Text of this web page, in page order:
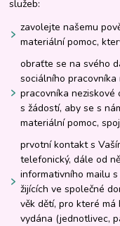
služeb:
zavolejte našemu
materiální pomoc,
obraťte se na svého
sociálního
pracovníka
s žádostí, aby se s
materiální pomoc,
prvotní kontakt s
telefonický, dále od
informativního mailu
žijících ve společné
věk dětí, pro které
vydána (jednotlivec,